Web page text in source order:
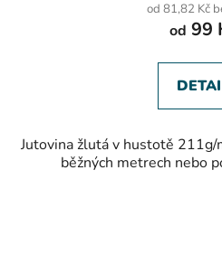
od 81,82 Kč
od 99
Jutovina žlutá v hustotě
běžných metrech nebo